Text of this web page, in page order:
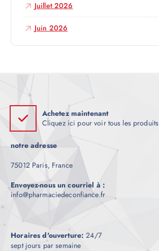
Juillet 2026
Juin 2026
Achetez maintenant
Cliquez ici pour voir tous les produits
notre adresse
75012 Paris, France
Envoyez-nous un courriel à :
info@pharmaciedeconfiance.fr
Horaires d'ouverture: 24/7
sept jours par semaine